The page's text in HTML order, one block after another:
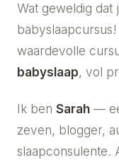
Wat geweldig
waardevolle
babyslaap, vol
Ik ben Sarah —
zeven, blogger,
slaapconsulente.